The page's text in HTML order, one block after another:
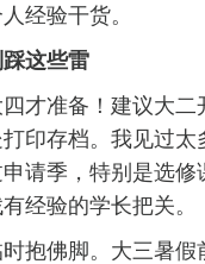
经验干货。
这些雷
才准备！建议大二
印存档。我见过太
请季，特别是选修
经验的学长把关。
抱佛脚。大三暑假